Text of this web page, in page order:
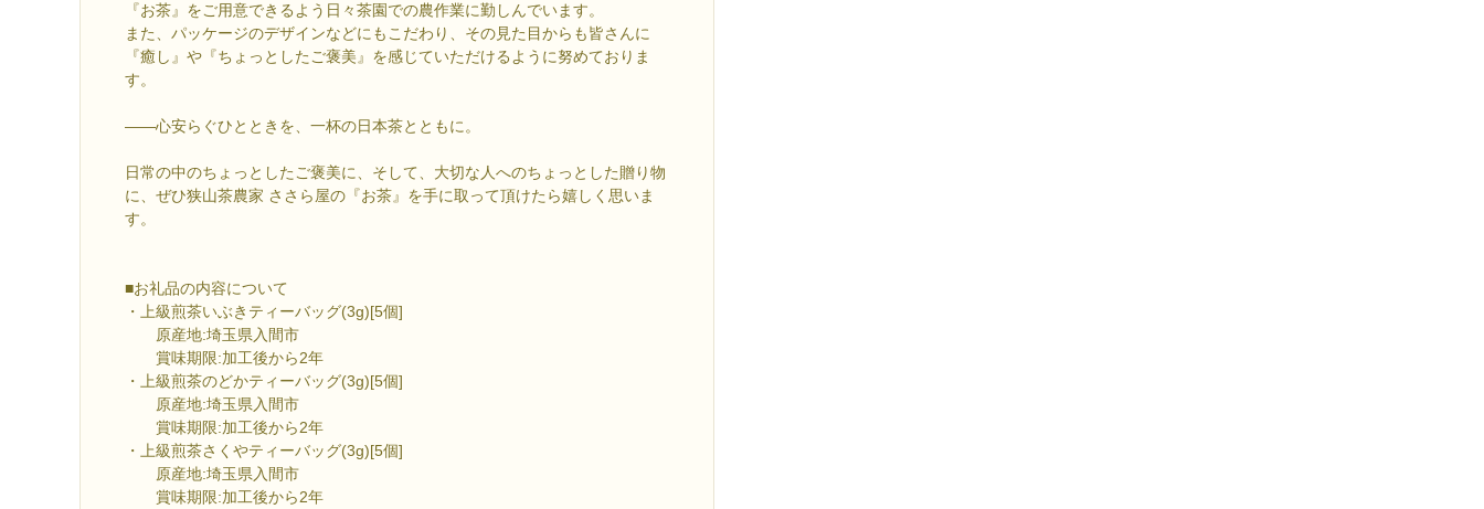
『お茶』をご用意できるよう日々茶園での農作業に勤しんでいます。
また、パッケージのデザインなどにもこだわり、その見た目からも皆さんに
『癒し』や『ちょっとしたご褒美』を感じていただけるように努めておりま
す。
――心安らぐひとときを、一杯の日本茶とともに。
日常の中のちょっとしたご褒美に、そして、大切な人へのちょっとした贈り物
に、ぜひ狭山茶農家 ささら屋の『お茶』を手に取って頂けたら嬉しく思いま
す。
■お礼品の内容について
・上級煎茶いぶきティーバッグ(3g)[5個]
原産地:埼玉県入間市
賞味期限:加工後から2年
・上級煎茶のどかティーバッグ(3g)[5個]
原産地:埼玉県入間市
賞味期限:加工後から2年
・上級煎茶さくやティーバッグ(3g)[5個]
原産地:埼玉県入間市
賞味期限:加工後から2年